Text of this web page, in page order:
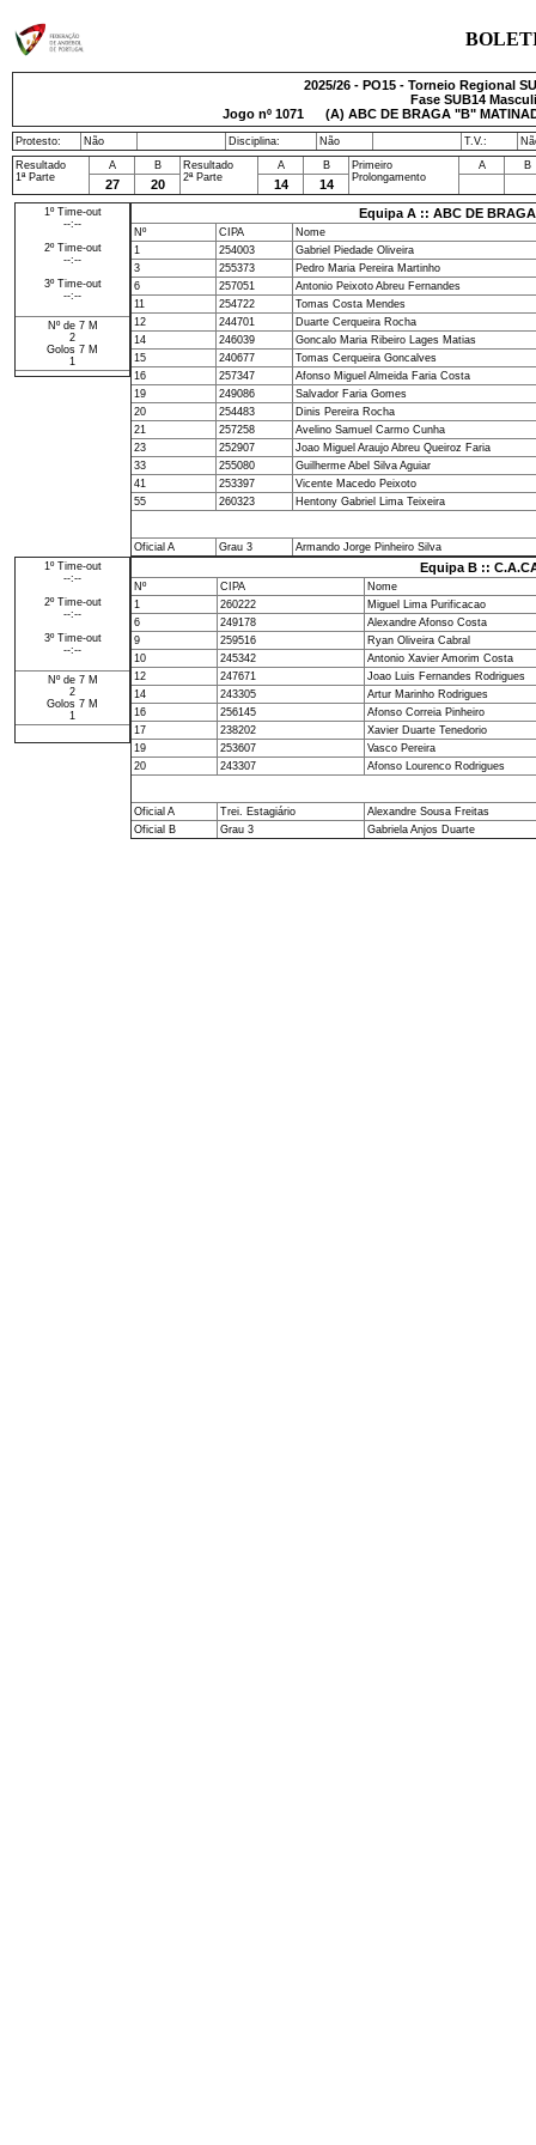
2025/26 - PO15 - Torneio Regional
Fase SUB14
Jogo nº 1071(A) ABC DE BRAGA "B"
Protesto: Não Disciplina: Não T.V.:
Resultado
1ª Parte
A B
Resultado
2ª Parte
A B
Primeiro
Prolongamento
A B
27 20 14 14
1º Time-out
--:--
2º Time-out
--:--
3º Time-out
--:--
Nº de 7 M
2
Golos 7 M
1
Equipa A :: ABC DE
Nº CIPA
Nome
1
254003
Gabriel Piedade Oliveira
3
255373
Pedro Maria Pereira Martinho
6
257051
Antonio Peixoto Abreu Fernandes
11
254722
Tomas Costa Mendes
12
244701
Duarte Cerqueira Rocha
14
246039
Goncalo Maria Ribeiro Lages Matias
15
240677
Tomas Cerqueira Goncalves
16
257347
Afonso Miguel Almeida Faria Costa
19
249086
Salvador Faria Gomes
20
254483
Dinis Pereira Rocha
21
257258
Avelino Samuel Carmo Cunha
23
252907
Joao Miguel Araujo Abreu Queiroz Faria
33
255080
Guilherme Abel Silva Aguiar
41
253397
Vicente Macedo Peixoto
55
260323 Hentony Gabriel Lima Teixeira
Oficial A Grau 3
Armando Jorge Pinheiro Silva
1º Time-out
--:--
2º Time-out
--:--
3º Time-out
--:--
Nº de 7 M
2
Golos 7 M
1
Equipa B ::
Nº CIPA
Nome
1
260222
Miguel Lima Purificacao
6
249178
Alexandre Afonso Costa
9
259516
Ryan Oliveira Cabral
10
245342
Antonio Xavier Amorim Costa
12
247671
Joao Luis Fernandes Rodrigues
14
243305
Artur Marinho Rodrigues
16
256145
Afonso Correia Pinheiro
17
238202
Xavier Duarte Tenedorio
19
253607
Vasco Pereira
20
243307 Afonso Lourenco Rodrigues
Oficial A Trei. Estagiário
Alexandre Sousa Freitas
Oficial B
Grau 3 Gabriela Anjos Duarte